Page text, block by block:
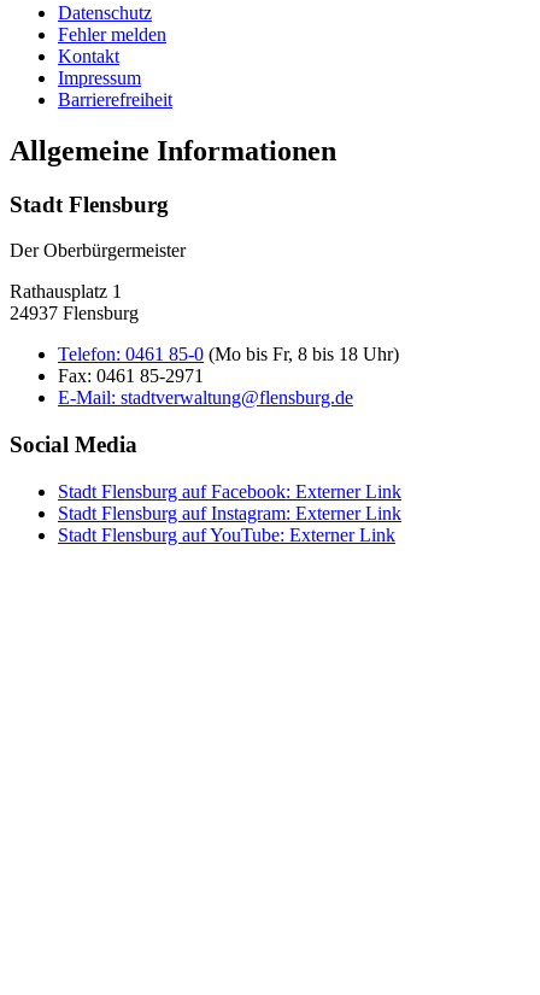
Datenschutz
Fehler melden
Kontakt
Impressum
Barrierefreiheit
Allgemeine Informationen
Stadt Flensburg
Der Oberbürgermeister
Rathausplatz 1
24937 Flensburg
Telefon: 0461 85-0 (Mo bis Fr, 8 bis 18 Uhr)
Fax: 0461 85-2971
E-Mail: stadtverwaltung@flensburg.de
Social Media
Stadt Flensburg auf Facebook: Externer Link
Stadt Flensburg auf Instagram: Externer Link
Stadt Flensburg auf YouTube: Externer Link